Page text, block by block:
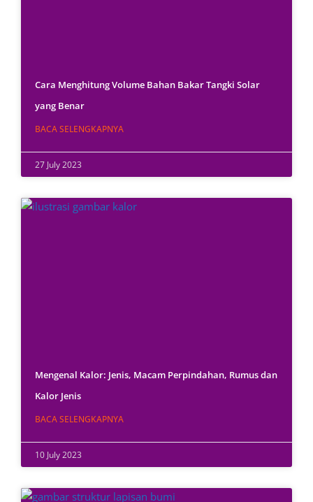
Cara Menghitung Volume Bahan Bakar Tangki Solar
yang Benar
BACA SELENGKAPNYA
27 July 2023
Mengenal Kalor: Jenis, Macam Perpindahan, Rumus dan
Kalor Jenis
BACA SELENGKAPNYA
10 July 2023